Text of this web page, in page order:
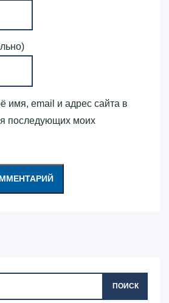
имя, email и адрес сайта в
последующих моих
ПОИСК